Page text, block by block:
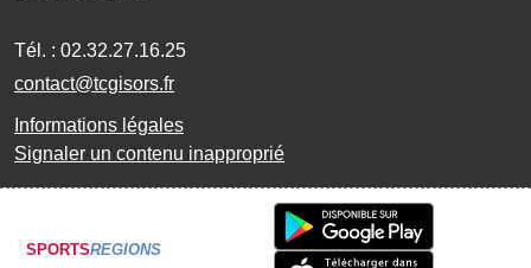
Tél. : 02.32.27.16.25
contact@tcgisors.fr
Informations légales
Signaler un contenu inapproprié
SPORTSREGIONS